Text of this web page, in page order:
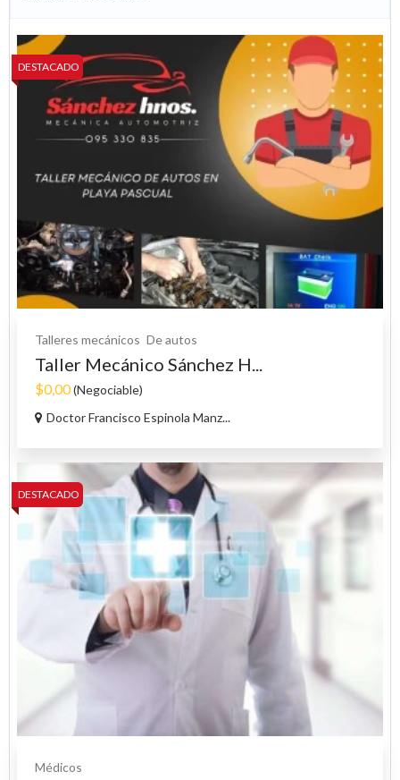
DESTACADO
Talleres mecánicos De autos
Taller Mecánico Sánchez H...
$0,00(Negociable)
Doctor Francisco Espinola Manz...
DESTACADO
Médicos